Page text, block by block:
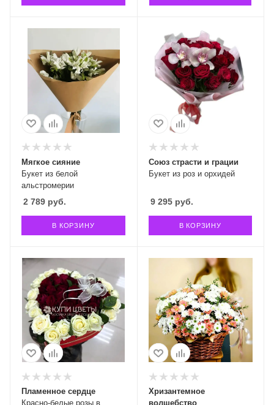
Букет из белой
альстромерии
Мягкое сияние
2 789 руб.
В КОРЗИНУ
Букет из роз и орхидей
Союз страсти и грации
9 295руб.
В КОРЗИНУ
Красно-белые розы в
Пламенное сердце
Хризантемное
волшебство